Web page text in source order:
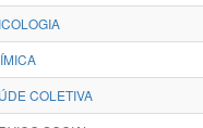
COLETIVA